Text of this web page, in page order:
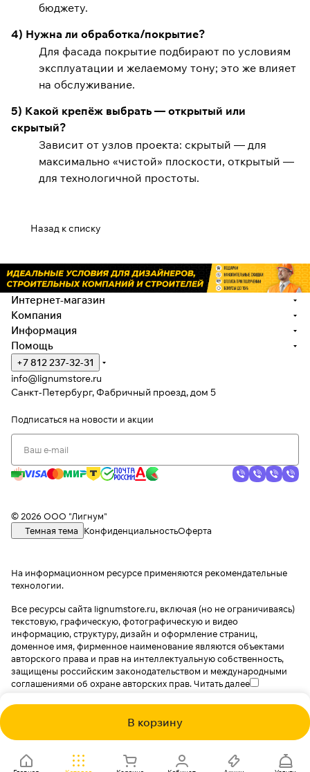
бюджету.
4) Нужна ли обработка/покрытие?
Для фасада покрытие подбирают по условиям
эксплуатации и желаемому тону; это же влияет
на обслуживание.
5) Какой крепёж выбрать — открытый или
скрытый?
Зависит от узлов проекта: скрытый — для
максимально «чистой» плоскости, открытый —
для технологичной простоты.
Назад к списку
В корзину
Интернет-магазин
Компания
Информация
Помощь
+7 812 237-32-31
info@lignumstore.ru
Санкт-Петербург, Фабричный проезд, дом 5
Подписаться на новости и акции
© 2026 ООО "Лигнум"
Темная тема
КонфиденциальностьОферта
На информационном ресурсе применяются рекомендательные
технологии.
Все ресурсы сайта lignumstore.ru, включая (но не ограничиваясь)
текстовую, графическую, фотографическую и видео
информацию, структуру, дизайн и оформление страниц,
доменное имя, фирменное наименование являются объектами
авторского права и прав на интеллектуальную собственность,
защищены российским законодательством и международными
соглашениями об охране авторских прав.Читать далее